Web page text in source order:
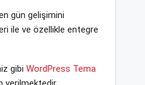
gün gelişimini
ile ve özellikle entegre
gibi WordPress Tema